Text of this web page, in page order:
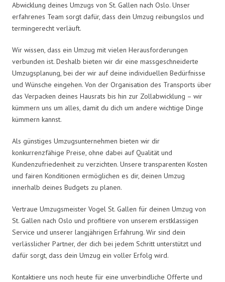
Abwicklung deines Umzugs von St. Gallen nach Oslo. Unser
erfahrenes Team sorgt dafür, dass dein Umzug reibungslos und
termingerecht verläuft.
Wir wissen, dass ein Umzug mit vielen Herausforderungen
verbunden ist. Deshalb bieten wir dir eine massgeschneiderte
Umzugsplanung, bei der wir auf deine individuellen Bedürfnisse
und Wünsche eingehen. Von der Organisation des Transports über
das Verpacken deines Hausrats bis hin zur Zollabwicklung – wir
kümmern uns um alles, damit du dich um andere wichtige Dinge
kümmern kannst.
Als günstiges Umzugsunternehmen bieten wir dir
konkurrenzfähige Preise, ohne dabei auf Qualität und
Kundenzufriedenheit zu verzichten. Unsere transparenten Kosten
und fairen Konditionen ermöglichen es dir, deinen Umzug
innerhalb deines Budgets zu planen.
Vertraue Umzugsmeister Vogel St. Gallen für deinen Umzug von
St. Gallen nach Oslo und profitiere von unserem erstklassigen
Service und unserer langjährigen Erfahrung. Wir sind dein
verlässlicher Partner, der dich bei jedem Schritt unterstützt und
dafür sorgt, dass dein Umzug ein voller Erfolg wird.
Kontaktiere uns noch heute für eine unverbindliche Offerte und